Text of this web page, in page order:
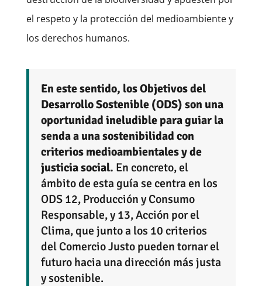
el respeto y la protección del medioambiente y
los derechos humanos.
En este sentido, los Objetivos del
Desarrollo Sostenible (ODS) son una
oportunidad ineludible para guiar la
senda a una sostenibilidad con
criterios medioambientales y de
justicia social. En concreto, el
ámbito de esta guía se centra en los
ODS 12, Producción y Consumo
Responsable, y 13, Acción por el
Clima, que junto a los 10 criterios
del Comercio Justo pueden tornar el
futuro hacia una dirección más justa
y sostenible.